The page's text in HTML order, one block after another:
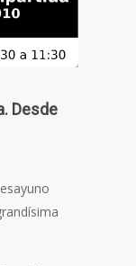
Desde